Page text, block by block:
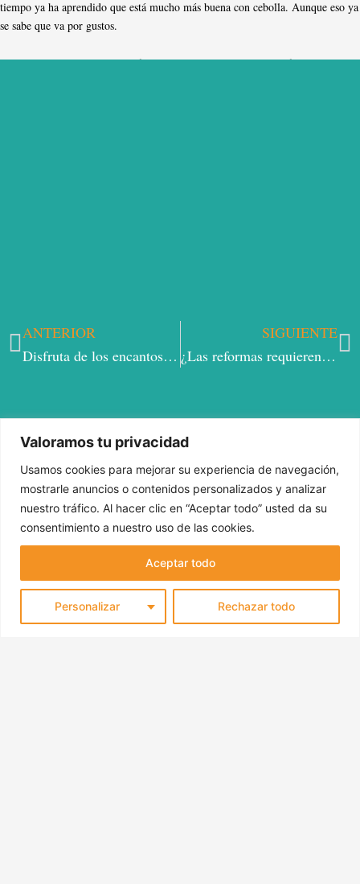
Valoramos tu privacidad
Usamos cookies para mejorar su experiencia de navegación,
mostrarle anuncios o contenidos personalizados y analizar
nuestro tráfico. Al hacer clic en “Aceptar todo” usted da su
consentimiento a nuestro uso de las cookies.
Personalizar Rechazar todo
Aceptar todo
tiempo ya ha aprendido que está mucho más buena con cebolla. Aunque eso ya
se sabe que va por gustos.
Hasta aquí mis cuatro bocatas favoritos y me devuelven a mi infancia. ¿Cuál
Ant
ANTERIOR
Disfruta de los encantos de la isla de Formentera con toda tu familia
SIGUIENTE
¿Las reformas requieren trabajos de altura?